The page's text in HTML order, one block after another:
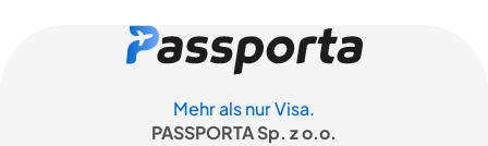
Mehr als nur Visa.
PASSPORTA Sp. z o.o.